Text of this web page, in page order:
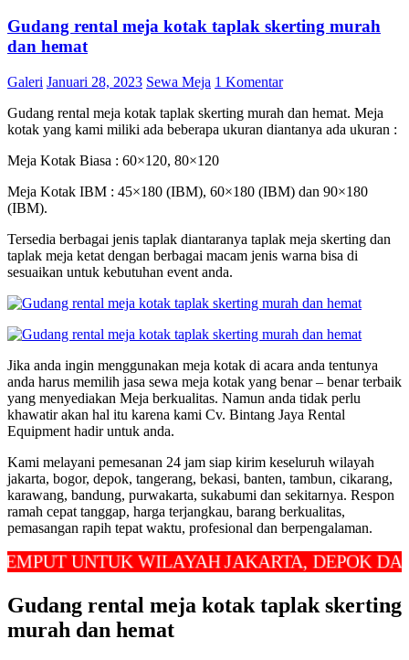
Gudang rental meja kotak taplak skerting murah
dan hemat
Galeri Januari 28, 2023 Sewa Meja 1 Komentar
Gudang rental meja kotak taplak skerting murah dan hemat. Meja
kotak yang kami miliki ada beberapa ukuran diantanya ada ukuran :
Meja Kotak Biasa : 60×120, 80×120
Meja Kotak IBM : 45×180 (IBM), 60×180 (IBM) dan 90×180
(IBM).
Tersedia berbagai jenis taplak diantaranya taplak meja skerting dan
taplak meja ketat dengan berbagai macam jenis warna bisa di
sesuaikan untuk kebutuhan event anda.
Jika anda ingin menggunakan meja kotak di acara anda tentunya
anda harus memilih jasa sewa meja kotak yang benar – benar terbaik
yang menyediakan Meja berkualitas. Namun anda tidak perlu
khawatir akan hal itu karena kami Cv. Bintang Jaya Rental
Equipment hadir untuk anda.
Kami melayani pemesanan 24 jam siap kirim keseluruh wilayah
jakarta, bogor, depok, tangerang, bekasi, banten, tambun, cikarang,
karawang, bandung, purwakarta, sukabumi dan sekitarnya. Respon
ramah cepat tanggap, harga terjangkau, barang berkualitas,
pemasangan rapih tepat waktu, profesional dan berpengalaman.
WILAYAH JAKARTA, DEPOK DAN
Gudang rental meja kotak taplak skerting
murah dan hemat